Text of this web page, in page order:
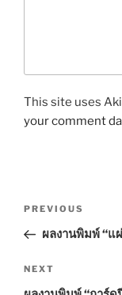
This site uses
your comment
s
t
n
P
r
v
PREVIOUS
ผลงานพิมพ์ “แ
N
e
NEXT